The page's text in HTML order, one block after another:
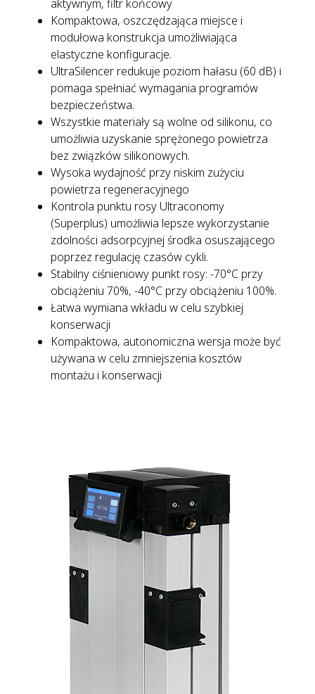
aktywnym, filtr końcowy
Kompaktowa, oszczędzająca miejsce i
modułowa konstrukcja umożliwiająca
elastyczne konfiguracje.
UltraSilencer redukuje poziom hałasu (60 dB) i
pomaga spełniać wymagania programów
bezpieczeństwa.
Wszystkie materiały są wolne od silikonu, co
umożliwia uzyskanie sprężonego powietrza
bez związków silikonowych.
Wysoka wydajność przy niskim zużyciu
powietrza regeneracyjnego
Kontrola punktu rosy Ultraconomy
(Superplus) umożliwia lepsze wykorzystanie
zdolności adsorpcyjnej środka osuszającego
poprzez regulację czasów cykli.
Stabilny ciśnieniowy punkt rosy: -70°C przy
obciążeniu 70%, -40°C przy obciążeniu 100%.
Łatwa wymiana wkładu w celu szybkiej
konserwacji
Kompaktowa, autonomiczna wersja może być
używana w celu zmniejszenia kosztów
montażu i konserwacji